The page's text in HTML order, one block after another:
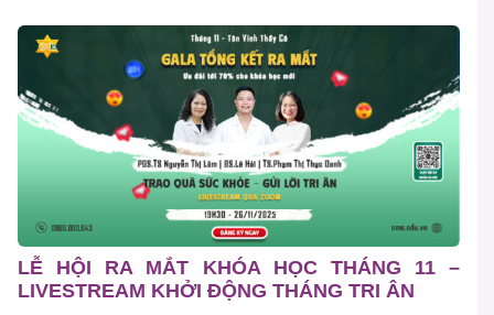
LỄ HỘI RA MẮT KHÓA HỌC THÁNG 11 –
LIVESTREAM KHỞI ĐỘNG THÁNG TRI ÂN